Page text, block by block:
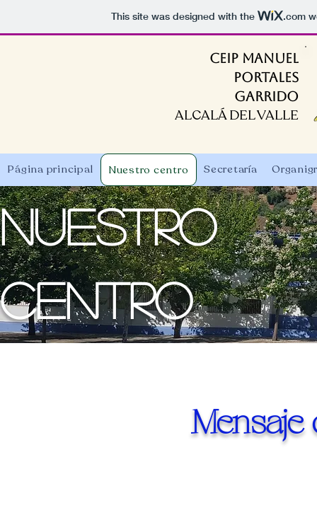
This site was designed with the .com
CEIP MANUEL
PORTALES
GARRIDO
ALCALÁ DEL VALLE
Página principal Nuestro centro Secretaría
Nuestro
centrO
Mensaje